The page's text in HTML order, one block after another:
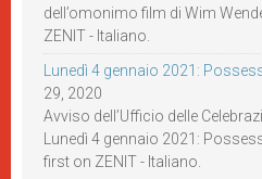
dell’omonimo film di Wim
ZENIT - Italiano.
Lunedì 4 gennaio 2021:
29, 2020
Avviso dell’Ufficio delle
Lunedì 4 gennaio 2021:
first on ZENIT - Italiano.